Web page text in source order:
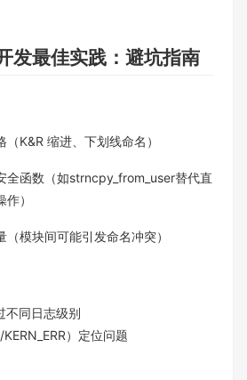
发最佳实践：避坑指南​
K&R 缩进、下划线命名）​
全函数（如strncpy_from_user替代直
）​
模块间可能引发命名冲突）​
不同日志级别
KERN_ERR）定位问题​